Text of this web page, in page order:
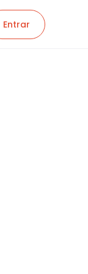
Entrar